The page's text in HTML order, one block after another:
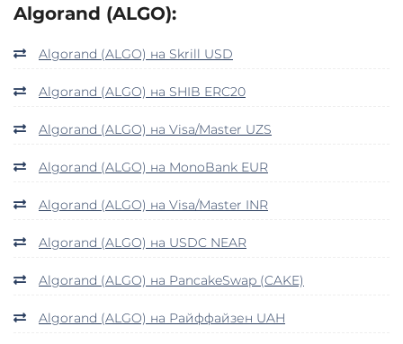
Algorand (ALGO):
Algorand (ALGO) на Skrill USD
Algorand (ALGO) на SHIB ERC20
Algorand (ALGO) на Visa/Master UZS
Algorand (ALGO) на MonoBank EUR
Algorand (ALGO) на Visa/Master INR
Algorand (ALGO) на USDC NEAR
Algorand (ALGO) на PancakeSwap (CAKE)
Algorand (ALGO) на Райффайзен UAH